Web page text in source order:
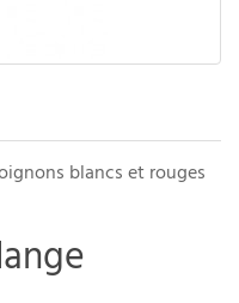
blancs et rouges